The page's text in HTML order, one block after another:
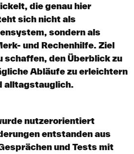
die genau hier
sich nicht als
sondern als
und Rechenhilfe. Ziel
schaffen, den Überblick zu
Abläufe zu erleichtern
alltagstauglich.
nutzerorientiert
entstanden aus
und Tests mit